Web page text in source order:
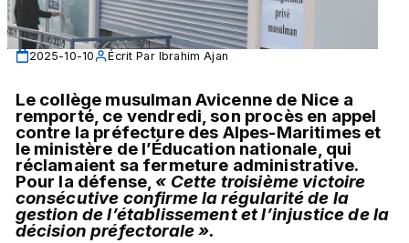
2025-10-10 Écrit Par Ibrahim Ajan
Le collège musulman Avicenne de Nice a
remporté, ce vendredi, son procès en appel
contre la préfecture des Alpes-Maritimes et
le ministère de l’Éducation nationale, qui
réclamaient sa fermeture administrative.
Pour la défense, « Cette troisième victoire
consécutive confirme la régularité de la
gestion de l’établissement et l’injustice de la
décision préfectorale ».